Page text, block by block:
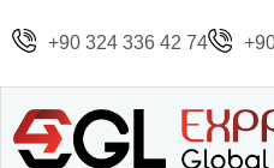
+90 324 336 42 74